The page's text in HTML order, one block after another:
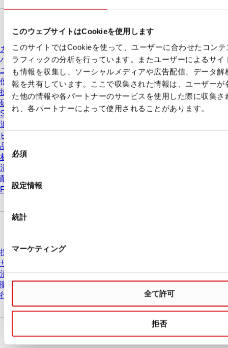
このウェブサイトはCookieを使用します
このサイトではCookieを使って、ユーザーに合わせたコン
ラフィックの分析を行っています。またユーザーによるサ
も情報を収集し、ソーシャルメディアや広告配信、データ
報を共有しています。ここで収集された情報は、ユーザーが
た他の情報や各パートナーのサービスを使用した際に収集
れ、各パートナーによって使用されることがあります。
同
意
の
選
択
必須
設定情報
統計
マーケティング
全て許可
拒否
カタログ
パンフレット
ユーザー情報
使用方法
操作手順
研究
Safety Data Sheets(SDS)
適合宣言
ビデオ
品質管理
材質特性
清浄度レベル
耐薬品性
Freezing SARSTEDT Tubes
会社とキャリア
採用情報
ザルスタットについて
沿革
購買と物流
行動原則